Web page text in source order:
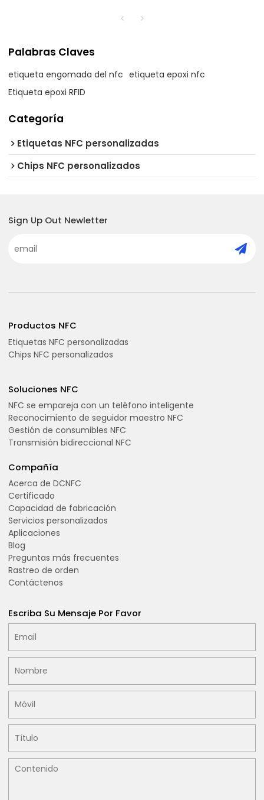
Palabras Claves
etiqueta engomada del nfc etiqueta epoxi nfc
Etiqueta epoxi RFID
Categoría
Etiquetas NFC personalizadas
Chips NFC personalizados
Sign Up Out Newletter
Productos NFC
Etiquetas NFC personalizadas
Chips NFC personalizados
Soluciones NFC
NFC se empareja con un teléfono inteligente
Reconocimiento de seguidor maestro NFC
Gestión de consumibles NFC
Transmisión bidireccional NFC
Compañía
Acerca de DCNFC
Certificado
Capacidad de fabricación
Servicios personalizados
Aplicaciones
Blog
Preguntas más frecuentes
Rastreo de orden
Contáctenos
Escriba Su Mensaje Por Favor